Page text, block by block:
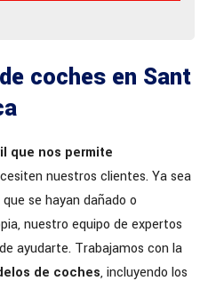
coches en Sant
que nos permite
nuestros clientes. Ya sea
que se hayan dañado o
nuestro equipo de expertos
ayudarte. Trabajamos con la
de coches, incluyendo los